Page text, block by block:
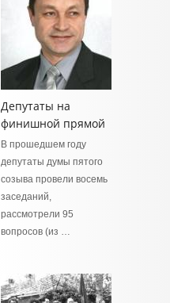
Депутаты на
финишной прямой
В прошедшем году
депутаты думы пятого
созыва провели восемь
заседаний,
рассмотрели 95
вопросов (из …